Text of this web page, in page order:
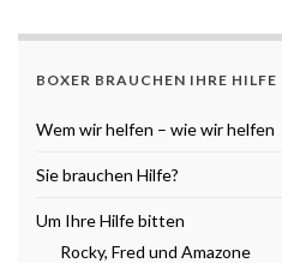
BOXER BRAUCHEN IHRE HILFE
Wem wir helfen – wie wir helfen
Sie brauchen Hilfe?
Um Ihre Hilfe bitten
Rocky, Fred und Amazone